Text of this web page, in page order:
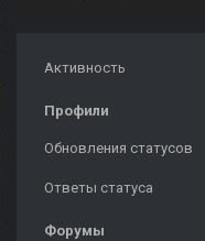
Активность
Профили
Обновления статусов
Ответы статуса
Форумы